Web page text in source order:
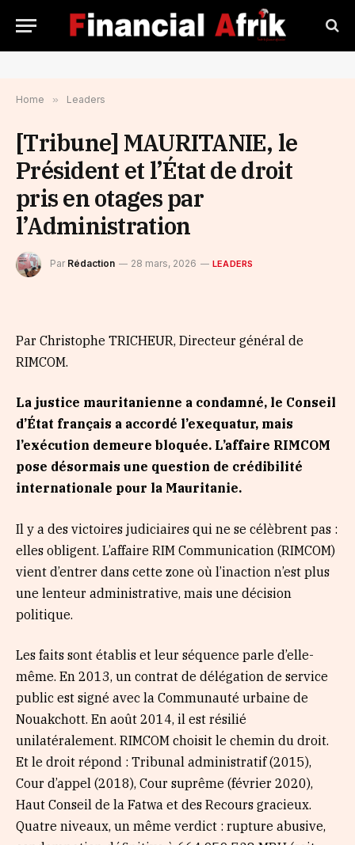
Home » Leaders
[Tribune] MAURITANIE, le
Président et l’État de droit
pris en otages par
l’Administration
Par Rédaction 28 mars, 2026 LEADERS
Par Christophe TRICHEUR, Directeur général de
RIMCOM.
La justice mauritanienne a condamné, le Conseil
d’État français a accordé l’exequatur, mais
l’exécution demeure bloquée. L’affaire RIMCOM
pose désormais une question de crédibilité
internationale pour la Mauritanie.
Il y a des victoires judiciaires qui ne se célèbrent pas :
elles obligent. L’affaire RIM Communication (RIMCOM)
vient d’entrer dans cette zone où l’inaction n’est plus
une lenteur administrative, mais une décision
politique.
Les faits sont établis et leur séquence parle d’elle-
même. En 2013, un contrat de délégation de service
public est signé avec la Communauté urbaine de
Nouakchott. En août 2014, il est résilié
unilatéralement. RIMCOM choisit le chemin du droit.
Et le droit répond : Tribunal administratif (2015),
Cour d’appel (2018), Cour suprême (février 2020),
Haut Conseil de la Fatwa et des Recours gracieux.
Quatre niveaux, un même verdict : rupture abusive,